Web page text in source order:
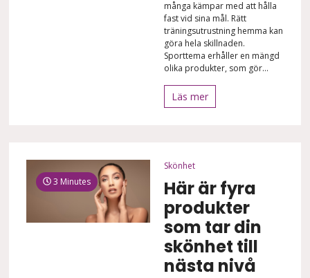
många kämpar med att hålla
fast vid sina mål. Rätt
träningsutrustning hemma kan
göra hela skillnaden.
Sporttema erhåller en mängd
olika produkter, som gör...
Läs mer
3 Minutes
Skönhet
Här är fyra
produkter
som tar din
skönhet till
nästa nivå